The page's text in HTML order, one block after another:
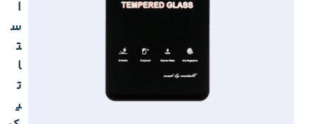
ا
س
ت
ا
ت
ی